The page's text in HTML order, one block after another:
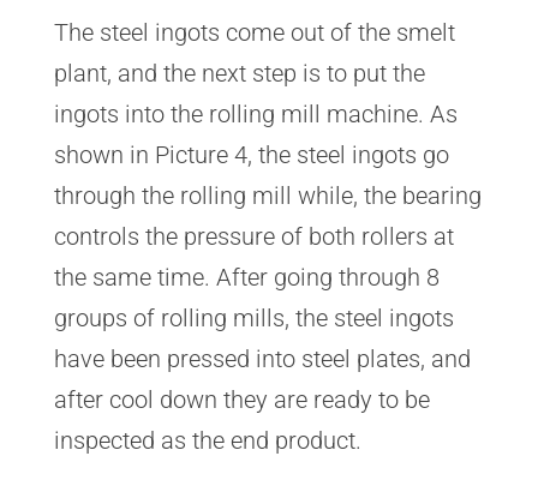
The steel ingots come out of the smelt
plant, and the next step is to put the
ingots into the rolling mill machine. As
shown in Picture 4, the steel ingots go
through the rolling mill while, the bearing
controls the pressure of both rollers at
the same time. After going through 8
groups of rolling mills, the steel ingots
have been pressed into steel plates, and
after cool down they are ready to be
inspected as the end product.